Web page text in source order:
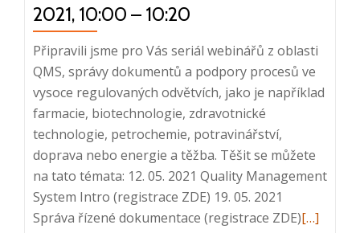
2021, 10:00 – 10:20
Připravili jsme pro Vás seriál webinářů z oblasti
QMS, správy dokumentů a podpory procesů ve
vysoce regulovaných odvětvích, jako je například
farmacie, biotechnologie, zdravotnické
technologie, petrochemie, potravinářství,
doprava nebo energie a těžba. Těšit se můžete
na tato témata: 12. 05. 2021 Quality Management
System Intro (registrace ZDE) 19. 05. 2021
Správa řízené dokumentace (registrace ZDE)Read
[…]